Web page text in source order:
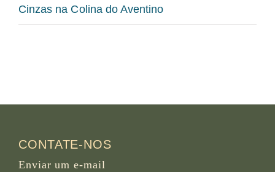
Cinzas na Colina do Aventino
CONTATE-NOS
Enviar um e-mail